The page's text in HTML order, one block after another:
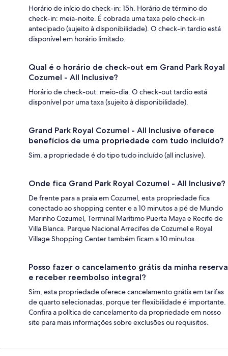
Horário de início do check-in: 15h. Horário de término do
check-in: meia-noite. É cobrada uma taxa pelo check-in
antecipado (sujeito à disponibilidade). O check-in tardio está
disponível em horário limitado.
Qual é o horário de check-out em Grand Park Royal
Cozumel - All Inclusive?
Horário de check-out: meio-dia. O check-out tardio está
disponível por uma taxa (sujeito à disponibilidade).
Grand Park Royal Cozumel - All Inclusive oferece
benefícios de uma propriedade com tudo incluído?
Sim, a propriedade é do tipo tudo incluído (all inclusive).
Onde fica Grand Park Royal Cozumel - All Inclusive?
De frente para a praia em Cozumel, esta propriedade fica
conectado ao shopping center e a 10 minutos a pé de Mundo
Marinho Cozumel, Terminal Marítimo Puerta Maya e Recife de
Villa Blanca. Parque Nacional Arrecifes de Cozumel e Royal
Village Shopping Center também ficam a 10 minutos.
Posso fazer o cancelamento grátis da minha reserva
e receber reembolso integral?
Sim, esta propriedade oferece cancelamento grátis em tarifas
de quarto selecionadas, porque ter flexibilidade é importante.
Confira a política de cancelamento da propriedade em nosso
site para mais informações sobre exclusões ou requisitos.